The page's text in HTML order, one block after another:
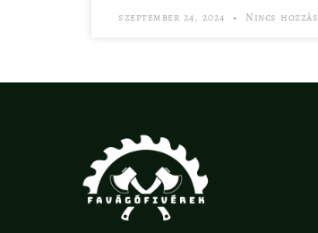
szeptember 24, 2024 Nincs